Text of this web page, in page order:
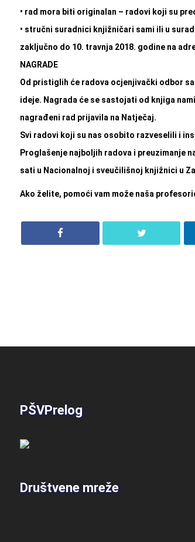
• rad mora biti originalan – radovi koji su
• stručni suradnici knjižničari sami ili u
zaključno do 10. travnja 2018. godine na
NAGRADE
Od pristiglih će radova ocjenjivački odbor
ideje. Nagrada će se sastojati od knjiga
nagrađeni rad prijavila na Natječaj.
Svi radovi koji su nas osobito razveselili i
Proglašenje najboljih radova i preuzimanje
sati u Nacionalnoj i sveučilišnoj knjižnici u
Ako želite, pomoći vam može naša
PŠVPrelog
Društvene mreže